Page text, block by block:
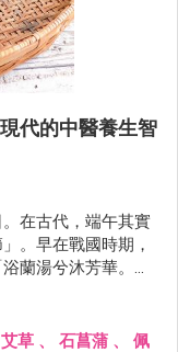
代的中醫養生智
在古代，端午其實
。早在戰國時期，
蘭湯兮沐芳華。」
為沐浴。」可見端
以上。
艾草 、 石菖蒲 、 佩